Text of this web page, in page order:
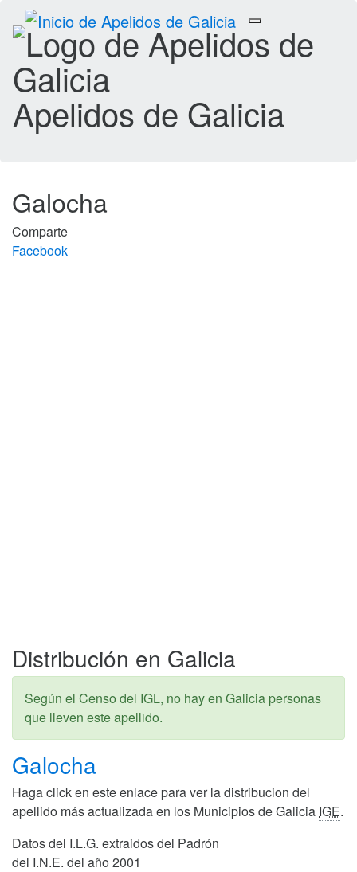
Toggle
navigation
Apelidos de Galicia
Galocha
Comparte
Facebook
Distribución en Galicia
Según el Censo del IGL, no hay en Galicia personas
que lleven este apellido.
Galocha
Haga click en este enlace para ver la distribucion del
apellido más actualizada en los Municipios de Galicia IGE.
Datos del I.L.G. extraidos del Padrón
del I.N.E. del año 2001